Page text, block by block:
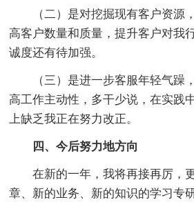
（二）是对挖掘现有客户资源
高客户数量和质量，提升客户对我
诚度还有待加强。
（三）是进一步客服年轻气躁
高工作主动性，多干少说，在实践
上缺乏我正在努力改正。
四、今后努力地方向
在新的一年，我将再接再厉，
章、新的业务、新的知识的学习专